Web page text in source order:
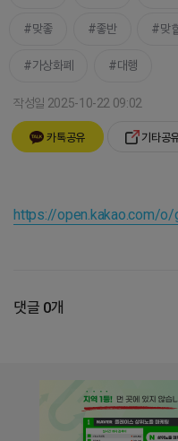
맞좋 좋반 맞
가상화폐 대행
작성일 2025-10-22 09:02
카톡공유 기타공
https://open.kakao.com/o/
댓글 0개